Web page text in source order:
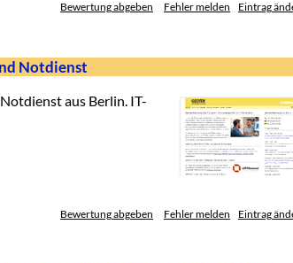
Bewertung abgeben Fehler melden Eintrag
Notdienst
aus Berlin. IT-
Bewertung abgeben Fehler melden Eintrag